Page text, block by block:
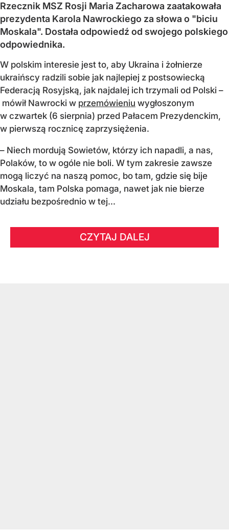
Rzecznik MSZ Rosji Maria Zacharowa zaatakowała
prezydenta Karola Nawrockiego za słowa o "biciu
Moskala". Dostała odpowiedź od swojego polskiego
odpowiednika.
W polskim interesie jest to, aby Ukraina i żołnierze
ukraińscy radzili sobie jak najlepiej z postsowiecką
Federacją Rosyjską, jak najdalej ich trzymali od Polski –
mówił Nawrocki w przemówieniu wygłoszonym
w czwartek (6 sierpnia) przed Pałacem Prezydenckim,
w pierwszą rocznicę zaprzysiężenia.
– Niech mordują Sowietów, którzy ich napadli, a nas,
Polaków, to w ogóle nie boli. W tym zakresie zawsze
mogą liczyć na naszą pomoc, bo tam, gdzie się bije
Moskala, tam Polska pomaga, nawet jak nie bierze
udziału bezpośrednio w tej...
CZYTAJ DALEJ